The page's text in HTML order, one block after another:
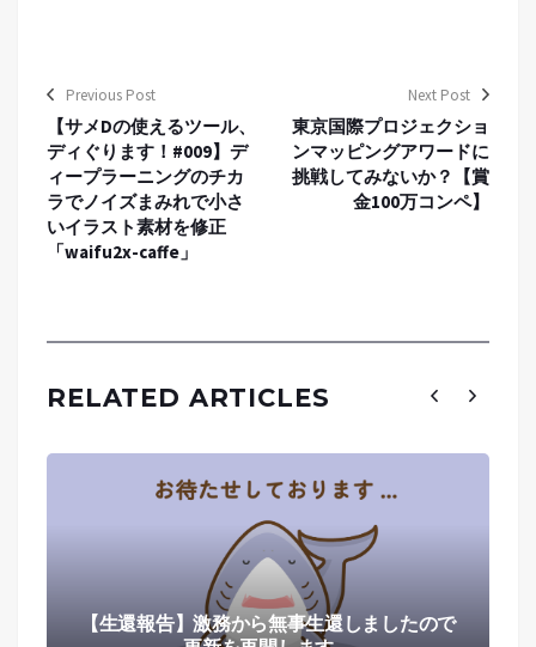
Previous Post
【サメDの使えるツール、
ディぐります！#009】デ
ィープラーニングのチカ
ラでノイズまみれで小さ
いイラスト素材を修正
「waifu2x-caffe」
Next Post
東京国際プロジェクショ
ンマッピングアワードに
挑戦してみないか？【賞
金100万コンペ】
RELATED ARTICLES
【生還報告】激務から無事生還しましたので